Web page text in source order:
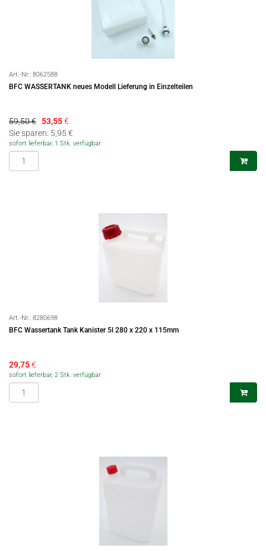
Art.-Nr.: 8062588
BFC WASSERTANK neues Modell Lieferung in Einzelteilen
59,50 € 53,55€
Sie sparen: 5,95 €
sofort lieferbar, 1 Stk. verfügbar
Art.-Nr.: 8280698
BFC Wassertank Tank Kanister 5l 280 x 220 x 115mm
29,75€
sofort lieferbar, 2 Stk. verfügbar